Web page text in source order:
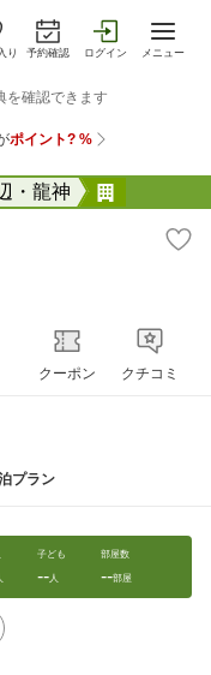
り 予約確認 ログイン メニュー
・龍神
クーポン クチコミ
プラン
子ども
--人
部屋数
--部屋